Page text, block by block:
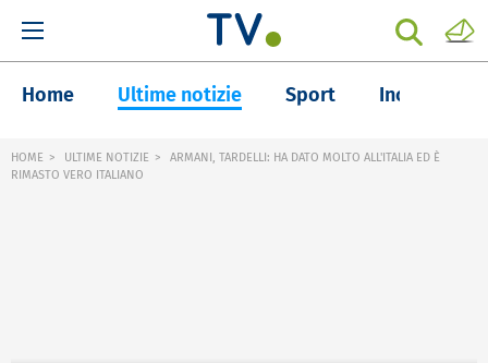
Home Ultime notizie Sport Inchieste
HOME ULTIME NOTIZIE
ARMANI, TARDELLI: HA DATO MOLTO ALL'ITALIA ED È
RIMASTO VERO ITALIANO